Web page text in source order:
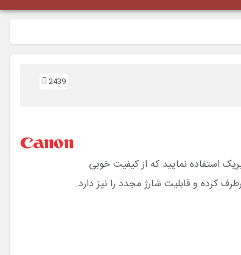
2439
استفاده نمایید که از کیفیت خوبی
کرده و قابلیت شارژ مجدد را نیز دارد.